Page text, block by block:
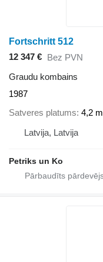
Fortschritt 512
12 347 € Bez PVN
Graudu kombains
1987
Satveres platums 4,2 m
Latvija, Latvija
Petriks un Ko